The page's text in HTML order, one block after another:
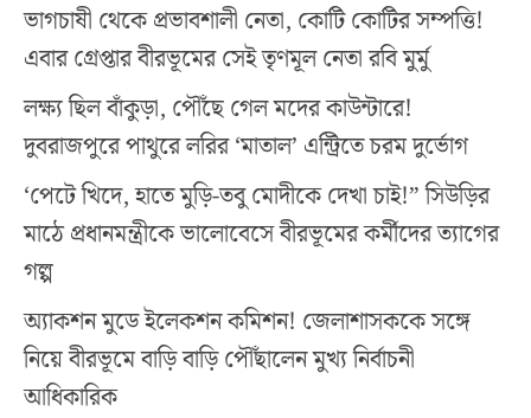
ভাগচাষী থেকে প্রভাবশালী নেতা, কোটি কোটির সম্পত্তি!
এবার গ্রেপ্তার বীরভূমের সেই তৃণমূল নেতা রবি মুর্মু
লক্ষ্য ছিল বাঁকুড়া, পৌঁছে গেল মদের কাউন্টারে!
দুবরাজপুরে পাথুরে লরির ‘মাতাল’ এন্ট্রিতে চরম দুর্ভোগ
‘পেটে খিদে, হাতে মুড়ি-তবু মোদীকে দেখা চাই!” সিউড়ির
মাঠে প্রধানমন্ত্রীকে ভালোবেসে বীরভূমের কর্মীদের ত্যাগের
গল্প
অ্যাকশন মুডে ইলেকশন কমিশন! জেলাশাসককে সঙ্গে
নিয়ে বীরভূমে বাড়ি বাড়ি পৌঁছালেন মুখ্য নির্বাচনী
আধিকারিক